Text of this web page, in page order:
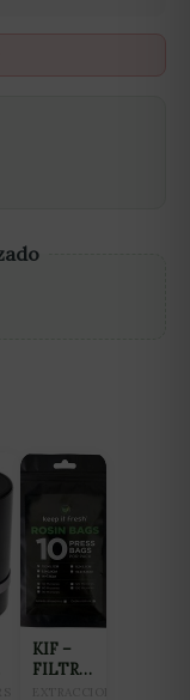
KIF –
FILTRO